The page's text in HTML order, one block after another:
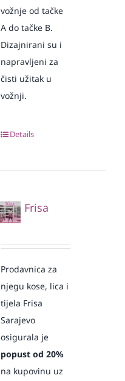
vožnje od tačke
A do tačke B.
Dizajnirani su i
napravljeni za
čisti užitak u
vožnji.
Details
Frisa
Prodavnica za
njegu kose, lica i
tijela Frisa
Sarajevo
osigurala je
popust od 20%
na kupovinu uz